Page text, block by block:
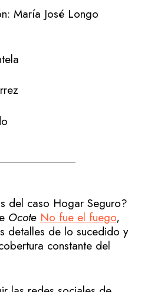
María José Longo
del caso Hogar Seguro?
Ocote No fue el fuego,
detalles de lo sucedido y
constante del